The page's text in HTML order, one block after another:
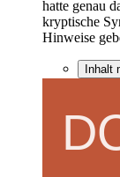
hatte genau
kryptische
Hinweise
Inhalt